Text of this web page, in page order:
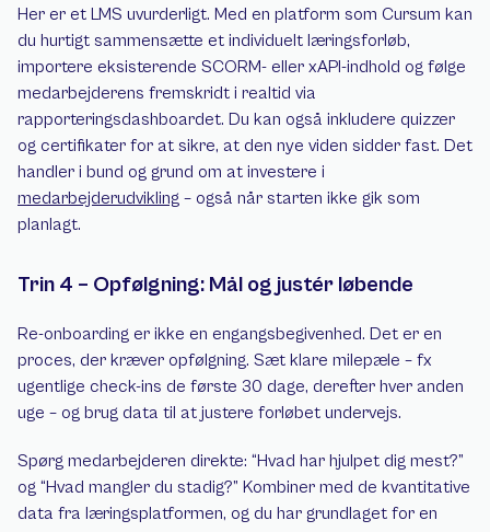
Her er et LMS uvurderligt. Med en platform som Cursum kan
du hurtigt sammensætte et individuelt læringsforløb,
importere eksisterende SCORM- eller xAPI-indhold og følge
medarbejderens fremskridt i realtid via
rapporteringsdashboardet. Du kan også inkludere quizzer
og certifikater for at sikre, at den nye viden sidder fast. Det
medarbejderudvikling – også når starten ikke gik som
planlagt.
Trin 4 – Opfølgning: Mål og justér løbende
Re-onboarding er ikke en engangsbegivenhed. Det er en
proces, der kræver opfølgning. Sæt klare milepæle – fx
ugentlige check-ins de første 30 dage, derefter hver anden
uge – og brug data til at justere forløbet undervejs.
Spørg medarbejderen direkte: “Hvad har hjulpet dig mest?”
og “Hvad mangler du stadig?” Kombiner med de kvantitative
data fra læringsplatformen, og du har grundlaget for en